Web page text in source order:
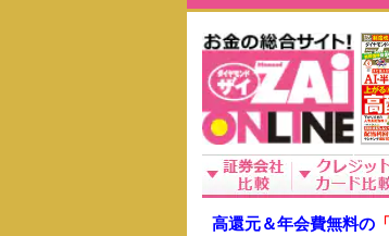
高還元＆年会費無料の